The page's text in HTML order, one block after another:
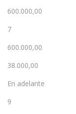
600.000,00
7
600.000,00
38.000,00
En adelante
9